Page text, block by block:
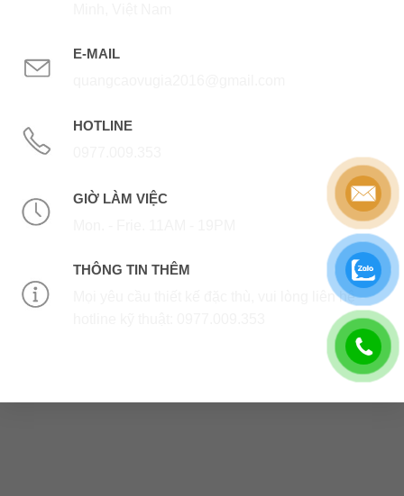
E-MAIL
HOTLINE
GIỜ LÀM VIỆC
THÔNG TIN THÊM
Mọi yêu cầu thiết kế đặc thù, vui lòng liên hệ